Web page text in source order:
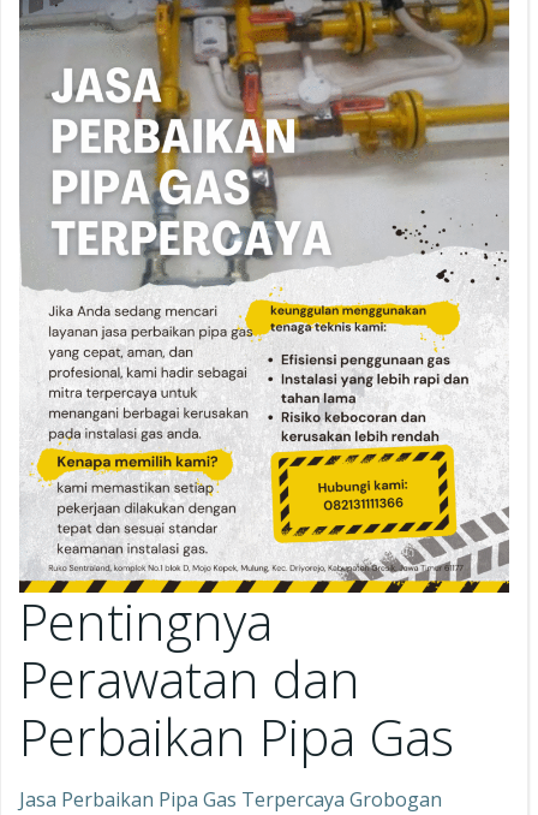
Pentingnya
Perawatan dan
Perbaikan Pipa Gas
Jasa Perbaikan Pipa Gas Terpercaya Grobogan